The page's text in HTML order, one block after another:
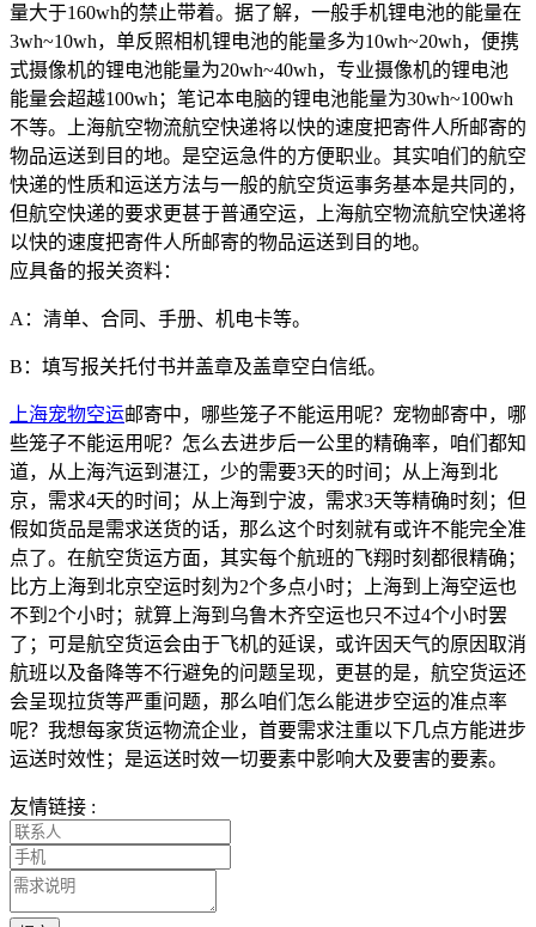
量大于160wh的禁止带着。据了解，一般手机锂电池的能量在
3wh~10wh，单反照相机锂电池的能量多为10wh~20wh，便携
式摄像机的锂电池能量为20wh~40wh，专业摄像机的锂电池
能量会超越100wh；笔记本电脑的锂电池能量为30wh~100wh
不等。上海航空物流航空快递将以快的速度把寄件人所邮寄的
物品运送到目的地。是空运急件的方便职业。其实咱们的航空
快递的性质和运送方法与一般的航空货运事务基本是共同的，
但航空快递的要求更甚于普通空运，上海航空物流航空快递将
以快的速度把寄件人所邮寄的物品运送到目的地。
应具备的报关资料：
A：清单、合同、手册、机电卡等。
B：填写报关托付书并盖章及盖章空白信纸。
上海宠物空运邮寄中，哪些笼子不能运用呢？宠物邮寄中，哪
些笼子不能运用呢？怎么去进步后一公里的精确率，咱们都知
道，从上海汽运到湛江，少的需要3天的时间；从上海到北
京，需求4天的时间；从上海到宁波，需求3天等精确时刻；但
假如货品是需求送货的话，那么这个时刻就有或许不能完全准
点了。在航空货运方面，其实每个航班的飞翔时刻都很精确；
比方上海到北京空运时刻为2个多点小时；上海到上海空运也
不到2个小时；就算上海到乌鲁木齐空运也只不过4个小时罢
了；可是航空货运会由于飞机的延误，或许因天气的原因取消
航班以及备降等不行避免的问题呈现，更甚的是，航空货运还
会呈现拉货等严重问题，那么咱们怎么能进步空运的准点率
呢？我想每家货运物流企业，首要需求注重以下几点方能进步
运送时效性；是运送时效一切要素中影响大及要害的要素。
友情链接 :